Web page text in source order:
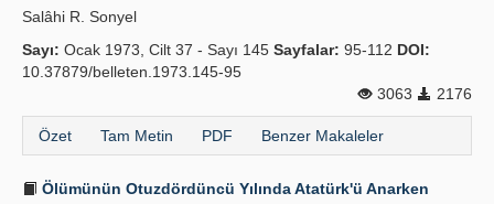
Salâhi R. Sonyel
Sayı: Ocak 1973, Cilt 37 - Sayı 145 Sayfalar: 95-112 DOI:
10.37879/belleten.1973.145-95
3063
2176
Özet Tam Metin PDF Benzer Makaleler
Ölümünün Otuzdördüncü Yılında Atatürk'ü Anarken